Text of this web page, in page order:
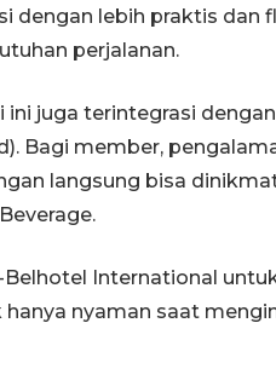
dengan lebih praktis dan
perjalanan.
juga terintegrasi
Bagi member,
langsung bisa
International
nyaman saat